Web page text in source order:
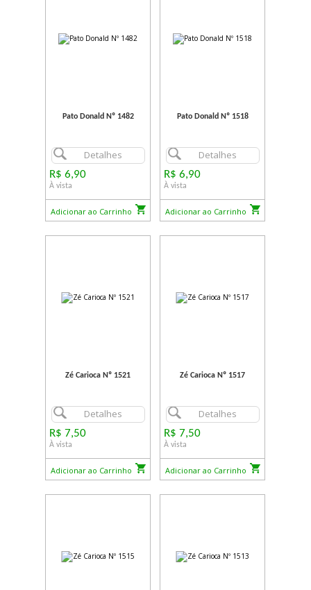
Pato Donald Nº 1482
Detalhes
R$ 6,90
À vista
Adicionar ao Carrinho
Pato Donald Nº 1518
Detalhes
R$ 6,90
À vista
Adicionar ao Carrinho
Zé Carioca Nº 1521
Detalhes
R$ 7,50
À vista
Adicionar ao Carrinho
Zé Carioca Nº 1517
Detalhes
R$ 7,50
À vista
Adicionar ao Carrinho